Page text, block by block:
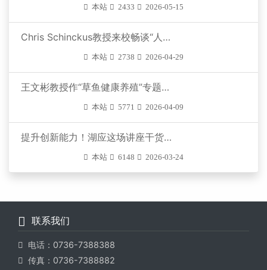
本站 2433 2026-05-15
​Chris Schinckus教授来校畅谈“人工智能与…
本站 2738 2026-04-29
王文彬教授作“草鱼健康养殖”专题讲座
本站 5771 2026-04-09
提升创新能力！湖应这场讲座干货满满
本站 6148 2026-03-24
联系我们
电话：0736-7388388
传真：0736-7388882